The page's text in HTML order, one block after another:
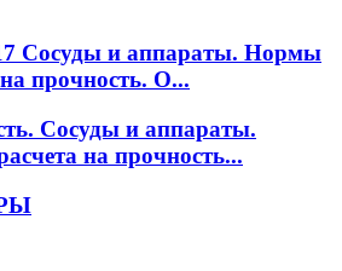
Сосуды и аппараты. Нормы
прочность. О...
Сосуды и аппараты.
на прочность...